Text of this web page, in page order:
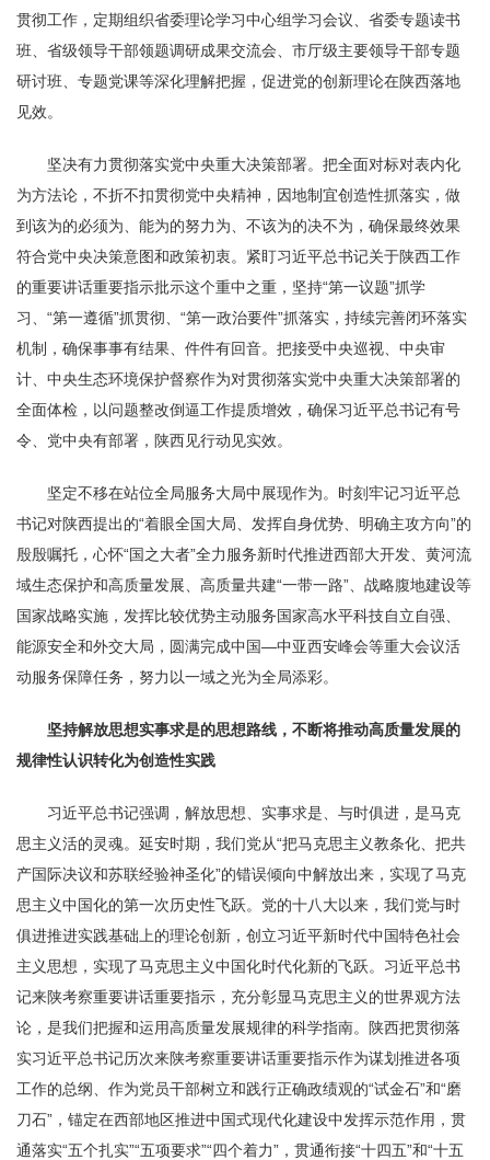
贯彻工作，定期组织省委理论学习中心组学习会议、省委专题读书
班、省级领导干部领题调研成果交流会、市厅级主要领导干部专题
研讨班、专题党课等深化理解把握，促进党的创新理论在陕西落地
见效。
坚决有力贯彻落实党中央重大决策部署。把全面对标对表内化
为方法论，不折不扣贯彻党中央精神，因地制宜创造性抓落实，做
到该为的必须为、能为的努力为、不该为的决不为，确保最终效果
符合党中央决策意图和政策初衷。紧盯习近平总书记关于陕西工作
的重要讲话重要指示批示这个重中之重，坚持“第一议题”抓学
习、“第一遵循”抓贯彻、“第一政治要件”抓落实，持续完善闭环落实
机制，确保事事有结果、件件有回音。把接受中央巡视、中央审
计、中央生态环境保护督察作为对贯彻落实党中央重大决策部署的
全面体检，以问题整改倒逼工作提质增效，确保习近平总书记有号
令、党中央有部署，陕西见行动见实效。
坚定不移在站位全局服务大局中展现作为。时刻牢记习近平总
书记对陕西提出的“着眼全国大局、发挥自身优势、明确主攻方向”的
殷殷嘱托，心怀“国之大者”全力服务新时代推进西部大开发、黄河流
域生态保护和高质量发展、高质量共建“一带一路”、战略腹地建设等
国家战略实施，发挥比较优势主动服务国家高水平科技自立自强、
能源安全和外交大局，圆满完成中国—中亚西安峰会等重大会议活
动服务保障任务，努力以一域之光为全局添彩。
坚持解放思想实事求是的思想路线，不断将推动高质量发展的
规律性认识转化为创造性实践
习近平总书记强调，解放思想、实事求是、与时俱进，是马克
思主义活的灵魂。延安时期，我们党从“把马克思主义教条化、把共
产国际决议和苏联经验神圣化”的错误倾向中解放出来，实现了马克
思主义中国化的第一次历史性飞跃。党的十八大以来，我们党与时
俱进推进实践基础上的理论创新，创立习近平新时代中国特色社会
主义思想，实现了马克思主义中国化时代化新的飞跃。习近平总书
记来陕考察重要讲话重要指示，充分彰显马克思主义的世界观方法
论，是我们把握和运用高质量发展规律的科学指南。陕西把贯彻落
实习近平总书记历次来陕考察重要讲话重要指示作为谋划推进各项
工作的总纲、作为党员干部树立和践行正确政绩观的“试金石”和“磨
刀石”，锚定在西部地区推进中国式现代化建设中发挥示范作用，贯
通落实“五个扎实”“五项要求”“四个着力”，贯通衔接“十四五”和“十五